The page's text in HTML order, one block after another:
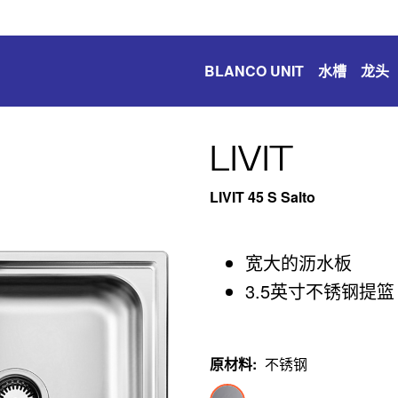
BLANCO UNIT 水槽 龙头
LIVIT
LIVIT 45 S Salto
宽大的沥水板
3.5英寸不锈钢提篮
原材料: 不锈钢